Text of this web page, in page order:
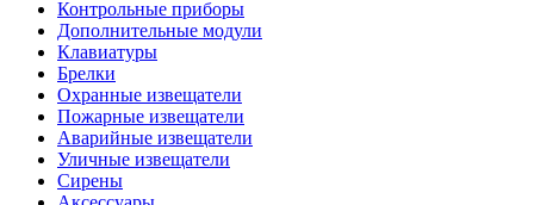
Контрольные приборы
Дополнительные модули
Клавиатуры
Брелки
Охранные извещатели
Пожарные извещатели
Аварийные извещатели
Уличные извещатели
Сирены